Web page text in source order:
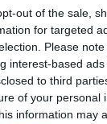
out of the sale,
for targeted
Please
interest-based
to third
of your personal
information may